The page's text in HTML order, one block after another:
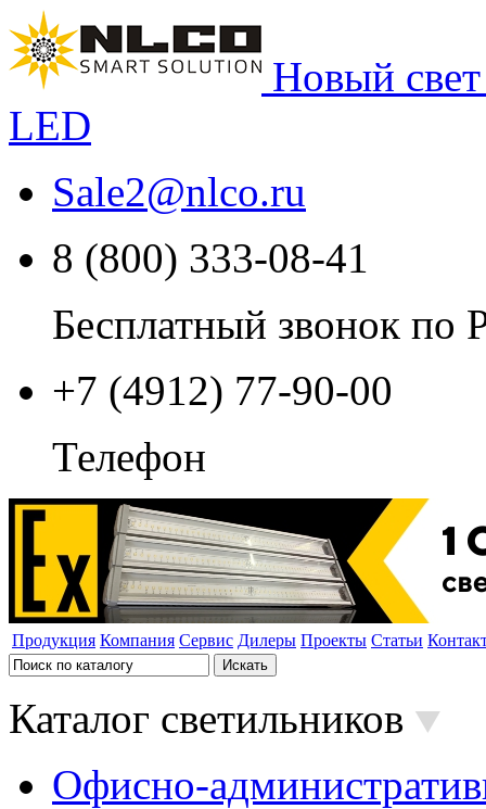
Новый
LED
Sale2@nlco.ru
8 (800) 333-08-41
Бесплатный звонок по
+7 (4912) 77-90-00
Телефон
Продукция Компания Сервис Дилеры Проекты Статьи
Каталог светильников
Офисно-